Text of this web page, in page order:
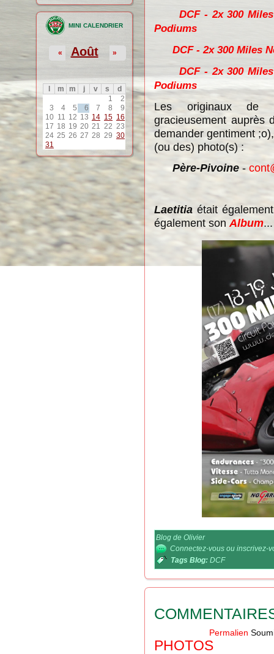
MINI CALENDRIER
Août
« »
m m j v s
d
1
2
3
4 5 6 7 8
9
10 11 12 13 14 15 16
17 18 19 20 21 22 23
24 25 26 27 28 29 30
31
DCF - 2x 300 Miles
Podiums
DCF - 2x 300 Miles
DCF - 2x 300 Miles
Podiums
Les originaux de
gracieusement auprès
demander gentiment
(ou des) photo(s) :
Père-Pivoine -
Laetitia était
également son Album
Blog de Olivier
Connectez-vous ou inscrivez-
Tags Blog: DCF
Permalien
PHOTOS